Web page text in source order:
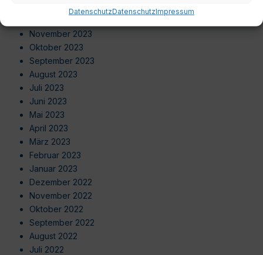
DatenschutzDatenschutzImpressum
Januar 2024
November 2023
Oktober 2023
September 2023
August 2023
Juli 2023
Juni 2023
Mai 2023
April 2023
März 2023
Februar 2023
Januar 2023
Dezember 2022
November 2022
Oktober 2022
September 2022
August 2022
Juli 2022